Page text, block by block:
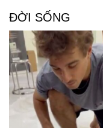
ĐỜI SỐNG